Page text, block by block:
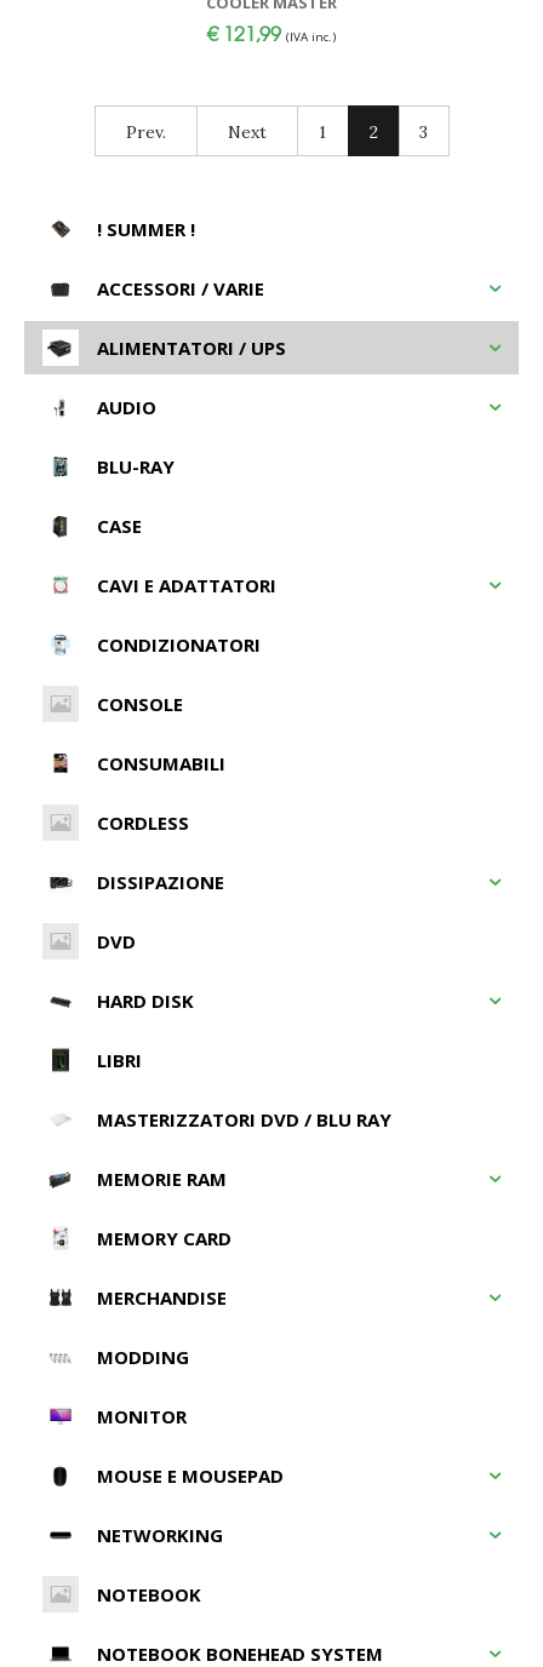
€121,99 (IVA inc.)
Prev. Next 1 2 3
! SUMMER !
ACCESSORI / VARIE
ALIMENTATORI / UPS
AUDIO
BLU-RAY
CASE
CAVI E ADATTATORI
CONDIZIONATORI
CONSOLE
CONSUMABILI
CORDLESS
DISSIPAZIONE
DVD
HARD DISK
LIBRI
MASTERIZZATORI DVD / BLU RAY
MEMORIE RAM
MEMORY CARD
MERCHANDISE
MODDING
MONITOR
MOUSE E MOUSEPAD
NETWORKING
NOTEBOOK
NOTEBOOK BONEHEAD SYSTEM